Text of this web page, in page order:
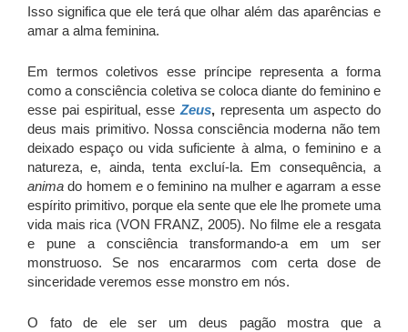
Isso significa que ele terá que olhar além das aparências e
amar a alma feminina.
Em termos coletivos esse príncipe representa a forma
como a consciência coletiva se coloca diante do feminino e
esse pai espiritual, esse Zeus, representa um aspecto do
deus mais primitivo. Nossa consciência moderna não tem
deixado espaço ou vida suficiente à alma, o feminino e a
natureza, e, ainda, tenta excluí-la. Em consequência, a
animado homem e o feminino na mulher e agarram a esse
espírito primitivo, porque ela sente que ele lhe promete uma
vida mais rica (VON FRANZ, 2005). No filme ele a resgata
e pune a consciência transformando-a em um ser
monstruoso. Se nos encararmos com certa dose de
sinceridade veremos esse monstro em nós.
O fato de ele ser um deus pagão mostra que a